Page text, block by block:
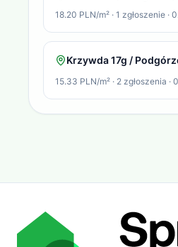
18.20 PLN/m² · 1 zgłoszenie ·
Krzywda 17g /
15.33 PLN/m² · 2 zgłoszenia ·